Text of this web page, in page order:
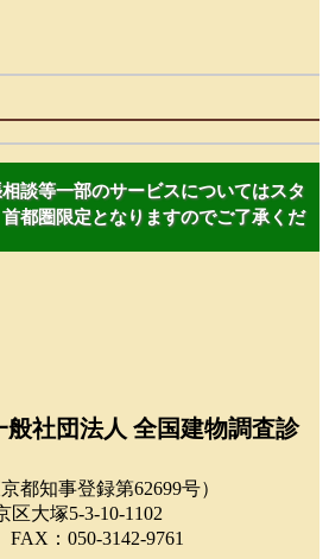
談等一部のサービスについてはスタ
都圏限定となりますのでご了承くだ
般社団法人 全国建物調査診
都知事登録第62699号）
大塚5-3-10-1102
：050-3142-9761